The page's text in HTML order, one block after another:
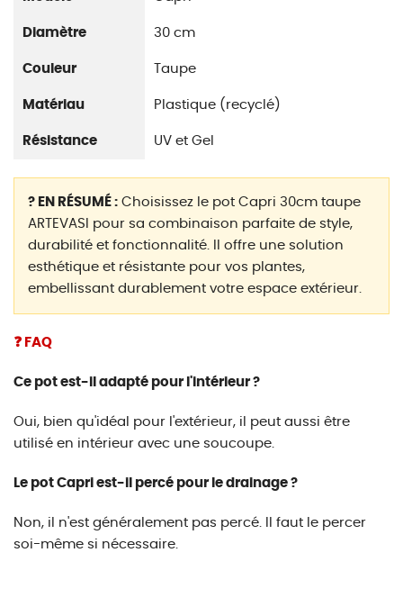
Diamètre 30 cm
Couleur Taupe
Matériau Plastique (recyclé)
Résistance UV et Gel
? EN RÉSUMÉ : Choisissez le pot Capri 30cm taupe
ARTEVASI pour sa combinaison parfaite de style,
durabilité et fonctionnalité. Il offre une solution
esthétique et résistante pour vos plantes,
embellissant durablement votre espace extérieur.
❓ FAQ
Ce pot est-il adapté pour l'intérieur ?
Oui, bien qu'idéal pour l'extérieur, il peut aussi être
utilisé en intérieur avec une soucoupe.
Le pot Capri est-il percé pour le drainage ?
Non, il n'est généralement pas percé. Il faut le percer
soi-même si nécessaire.